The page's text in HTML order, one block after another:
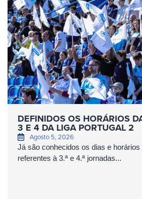
DEFINIDOS OS HORÁRIOS
3 E 4 DA LIGA PORTUGAL 2
Agosto 5, 2026
Já são conhecidos os dias e
referentes à 3.ª e 4.ª jornadas...